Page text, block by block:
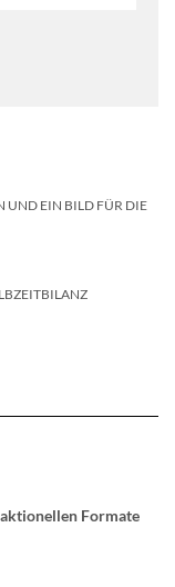
UND EIN BILD FÜR DIE
Formate